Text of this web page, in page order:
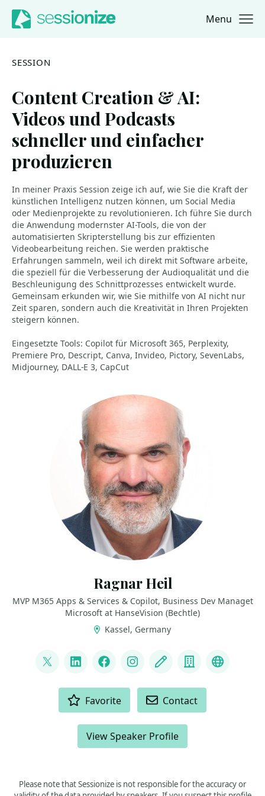
Jump to navigation
Jump to content Menu
SESSION
Content Creation & AI:
Videos und Podcasts
schneller und einfacher
produzieren
In meiner Praxis Session zeige ich auf, wie Sie die Kraft der
künstlichen Intelligenz nutzen können, um Social Media
oder Medienprojekte zu revolutionieren. Ich führe Sie durch
die Anwendung modernster AI-Tools, die von der
automatisierten Skripterstellung bis zur effizienten
Videobearbeitung reichen. Sie werden praktische
Erfahrungen sammeln, weil ich direkt mit Software arbeite,
die speziell für die Verbesserung der Audioqualität und die
Beschleunigung des Schnittprozesses entwickelt wurde.
Gemeinsam erkunden wir, wie Sie mithilfe von AI nicht nur
Zeit sparen, sondern auch die Kreativität in Ihren Projekten
steigern können.
Eingesetzte Tools: Copilot für Microsoft 365, Perplexity,
Premiere Pro, Descript, Canva, Invideo, Pictory, SevenLabs,
Midjourney, DALL-E 3, CapCut
Ragnar Heil
MVP M365 Apps & Services & Copilot, Business Dev Managet
Microsoft at HanseVision (Bechtle)
Kassel, Germany
@ragnarh
LinkedInFacebookInstagram
Blog CompanyBluesky
Favorite Contact
View Speaker Profile
Please note that Sessionize is not responsible for the accuracy or